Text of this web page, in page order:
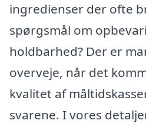
ingredienser der ofte
spørgsmål om
holdbarhed? Der er
overveje, når det
kvalitet af
svarene. I vores